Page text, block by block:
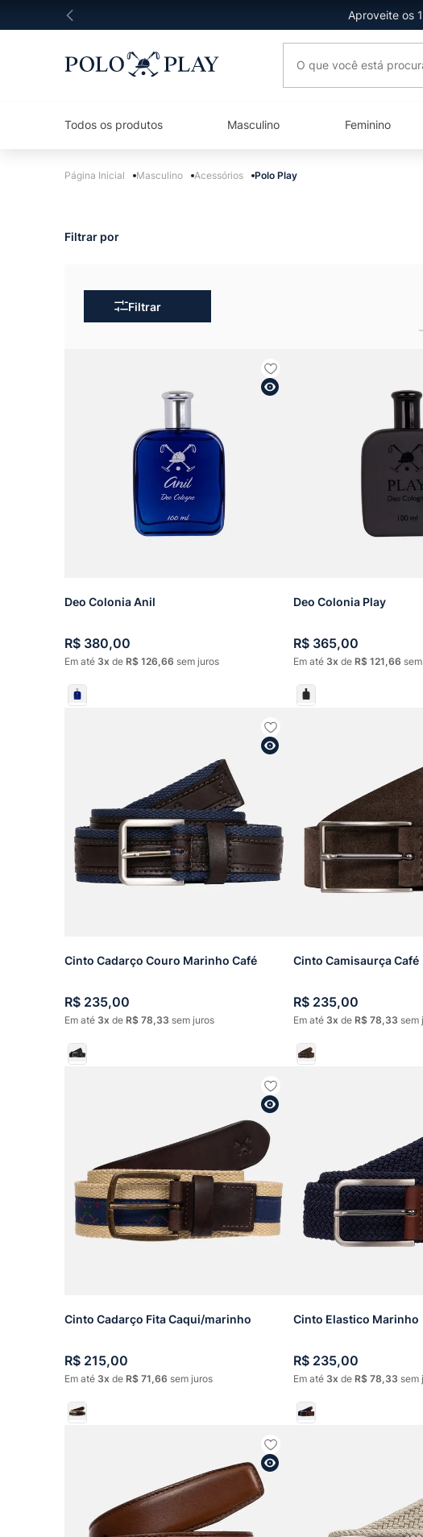
Aproveite os
Todos os produtos Masculino Feminino
Masculino Acessórios Polo Play
Filtrar por
Filtrar
Deo Colonia Anil
R$ 380,00
Em até 3 de R$ 126,66 sem juros
Deo Colonia Play
R$ 365,00
Em até 3 de R$ 121,66
Cinto Cadarço Couro Marinho Café
R$ 235,00
Em até 3 de R$ 78,33 sem juros
Cinto Camisaurça Café
R$ 235,00
Em até 3 de R$ 78,33 sem
Cinto Cadarço Fita Caqui/marinho
R$ 215,00
Em até 3 de R$ 71,66 sem juros
Cinto Elastico Marinho
R$ 235,00
Em até 3 de R$ 78,33 sem